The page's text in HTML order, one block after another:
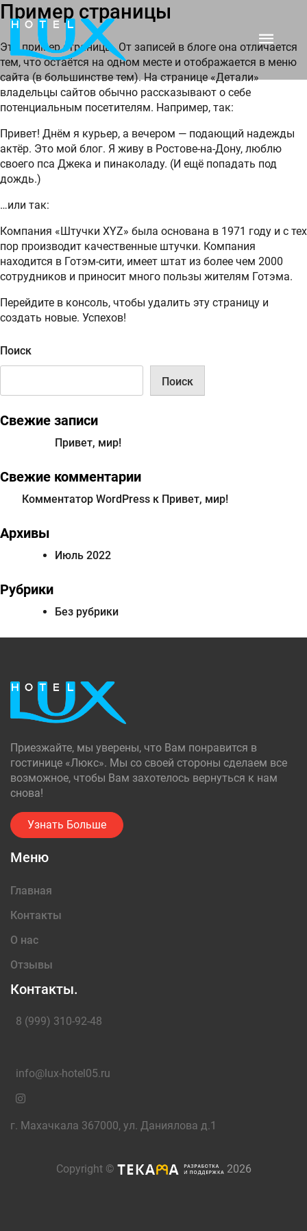
Пример страницы
Это пример страницы. От записей в блоге она отличается
тем, что остаётся на одном месте и отображается в меню
сайта (в большинстве тем). На странице «Детали»
владельцы сайтов обычно рассказывают о себе
потенциальным посетителям. Например, так:
Привет! Днём я курьер, а вечером — подающий надежды
актёр. Это мой блог. Я живу в Ростове-на-Дону, люблю
своего пса Джека и пинаколаду. (И ещё попадать под
дождь.)
…или так:
Компания «Штучки XYZ» была основана в 1971 году и с тех
пор производит качественные штучки. Компания
находится в Готэм-сити, имеет штат из более чем 2000
сотрудников и приносит много пользы жителям Готэма.
Перейдите в консоль, чтобы удалить эту страницу и
создать новые. Успехов!
Поиск
Поиск
Свежие записи
Привет, мир!
Свежие комментарии
Комментатор WordPress к Привет, мир!
Архивы
Июль 2022
Рубрики
Без рубрики
Приезжайте, мы уверены, что Вам понравится в
гостинице «Люкс». Мы со своей стороны сделаем все
возможное, чтобы Вам захотелось вернуться к нам
снова!
Узнать Больше
Меню
Главная
Контакты
О нас
Отзывы
Контакты.
8 (999) 310-92-48
info@lux-hotel05.ru
г. Махачкала 367000, ул. Даниялова д.1
Copyright © 2026